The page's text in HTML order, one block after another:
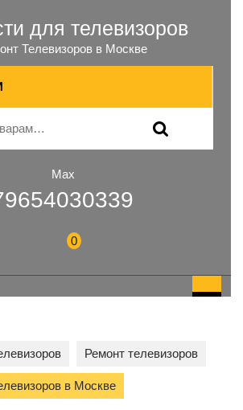
для телевизоров
Телевизоров в Москве
Max
0
Ремонт телевизоров
в Москве